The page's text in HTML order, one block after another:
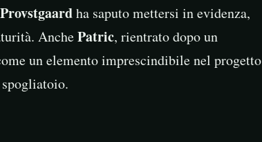
ha saputo mettersi in evidenza,
AnchePatric, rientrato dopo un
un elemento imprescindibile nel progetto